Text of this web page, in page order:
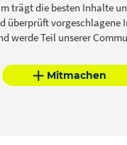
trägt die besten Inhalte
überprüft vorgeschlagene
werde Teil unserer
Mitmachen